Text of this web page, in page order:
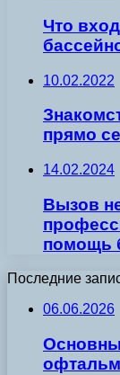
Что
10.02.2022
прямо
14.02.2024
Вызов
помощь
Последние
06.06.2026